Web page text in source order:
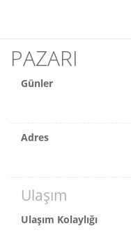
PAZARI
Günler
Adres
Ulaşım
Ulaşım Kolaylığı